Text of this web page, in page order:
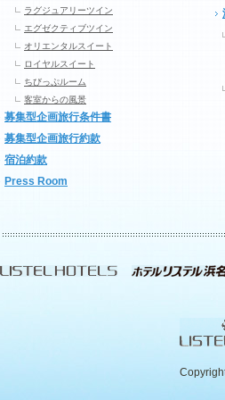
ラグジュアリーツイン
エグゼクティブツイン
オリエンタルスイート
ロイヤルスイート
ちびっぷルーム
客室からの風景
募集型企画旅行条件書
募集型企画旅行約款
宿泊約款
Press Room